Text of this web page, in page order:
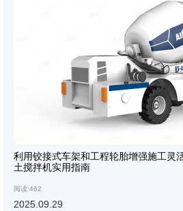
利用铰接式车架和工程轮胎增强施工灵
土搅拌机实用指南
阅读:462
2025.09.29